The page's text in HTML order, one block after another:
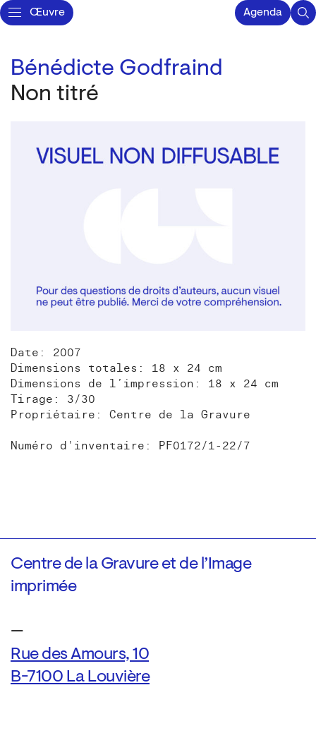
Œuvre Agenda
Bénédicte Godfraind
Non titré
Date: 2007
Dimensions totales: 18 x 24 cm
Dimensions de l’impression: 18 x 24 cm
Tirage: 3/30
Propriétaire: Centre de la Gravure
Numéro d'inventaire: PF0172/1-22/7
Centre de la Gravure et de l’Image
imprimée
—
Rue des Amours, 10
B-7100 La Louvière